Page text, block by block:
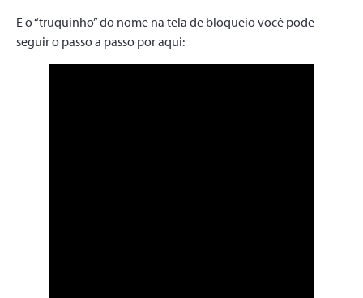
E o “truquinho” do nome na tela de bloqueio você pode
seguir o passo a passo por aqui: